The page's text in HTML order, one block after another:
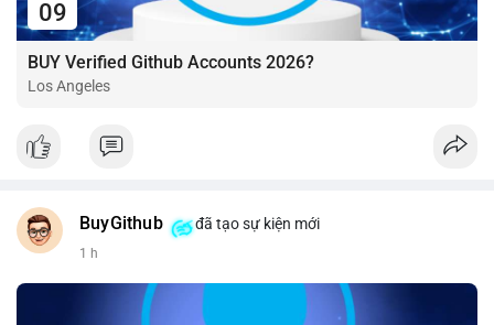
09
BUY Verified Github Accounts 2026?
Los Angeles
BuyGithub đã tạo sự kiện mới
1 h